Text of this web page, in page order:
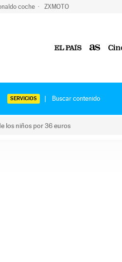
coche ZXMOTO
SERVICIOS
los niños por 36 euros